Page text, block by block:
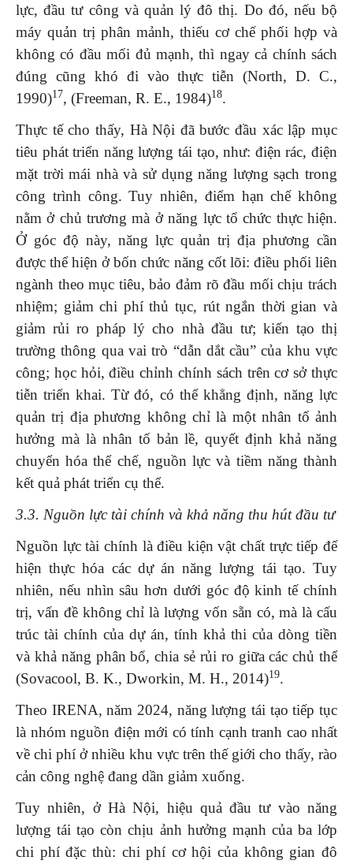
lực, đầu tư công và quản lý đô thị. Do đó, nếu bộ
máy quản trị phân mảnh, thiếu cơ chế phối hợp và
không có đầu mối đủ mạnh, thì ngay cả chính sách
đúng cũng khó đi vào thực tiễn (North, D. C.,
1990)17, (Freeman, R. E., 1984)18.
Thực tế cho thấy, Hà Nội đã bước đầu xác lập mục
tiêu phát triển năng lượng tái tạo, như: điện rác, điện
mặt trời mái nhà và sử dụng năng lượng sạch trong
công trình công. Tuy nhiên, điểm hạn chế không
nằm ở chủ trương mà ở năng lực tổ chức thực hiện.
Ở góc độ này, năng lực quản trị địa phương cần
được thể hiện ở bốn chức năng cốt lõi: điều phối liên
ngành theo mục tiêu, bảo đảm rõ đầu mối chịu trách
nhiệm; giảm chi phí thủ tục, rút ngắn thời gian và
giảm rủi ro pháp lý cho nhà đầu tư; kiến tạo thị
trường thông qua vai trò “dẫn dắt cầu” của khu vực
công; học hỏi, điều chỉnh chính sách trên cơ sở thực
tiễn triển khai. Từ đó, có thể khẳng định, năng lực
quản trị địa phương không chỉ là một nhân tố ảnh
hưởng mà là nhân tố bản lề, quyết định khả năng
chuyển hóa thể chế, nguồn lực và tiềm năng thành
kết quả phát triển cụ thể.
3.3. Nguồn lực tài chính và khả năng thu hút đầu tư
Nguồn lực tài chính là điều kiện vật chất trực tiếp để
hiện thực hóa các dự án năng lượng tái tạo. Tuy
nhiên, nếu nhìn sâu hơn dưới góc độ kinh tế chính
trị, vấn đề không chỉ là lượng vốn sẵn có, mà là cấu
trúc tài chính của dự án, tính khả thi của dòng tiền
và khả năng phân bổ, chia sẻ rủi ro giữa các chủ thể
(Sovacool, B. K., Dworkin, M. H., 2014)19.
Theo IRENA, năm 2024, năng lượng tái tạo tiếp tục
là nhóm nguồn điện mới có tính cạnh tranh cao nhất
về chi phí ở nhiều khu vực trên thế giới cho thấy, rào
cản công nghệ đang dần giảm xuống.
Tuy nhiên, ở Hà Nội, hiệu quả đầu tư vào năng
lượng tái tạo còn chịu ảnh hưởng mạnh của ba lớp
chi phí đặc thù: chi phí cơ hội của không gian đô